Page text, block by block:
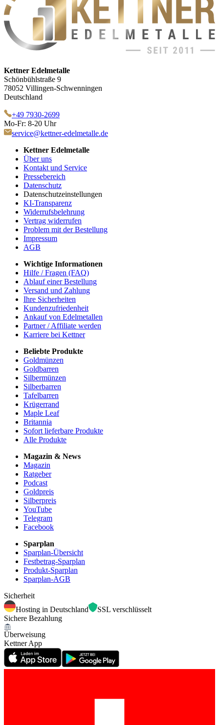
Kettner Edelmetalle
Schönbühlstraße 9
78052 Villingen-Schwenningen
Deutschland
+49 7930-2699
Mo-Fr: 8-20 Uhr
service@kettner-edelmetalle.de
Kettner Edelmetalle
Über uns
Kontakt und Service
Pressebereich
Datenschutz
Datenschutzeinstellungen
KI-Transparenz
Widerrufsbelehrung
Vertrag widerrufen
Problem mit der Bestellung
Impressum
AGB
Wichtige Informationen
Hilfe / Fragen (FAQ)
Ablauf einer Bestellung
Versand und Zahlung
Ihre Sicherheiten
Kundenzufriedenheit
Ankauf von Edelmetallen
Partner / Affiliate werden
Karriere bei Kettner
Beliebte Produkte
Goldmünzen
Goldbarren
Silbermünzen
Silberbarren
Tafelbarren
Krügerrand
Maple Leaf
Britannia
Sofort lieferbare Produkte
Alle Produkte
Magazin & News
Magazin
Ratgeber
Podcast
Goldpreis
Silberpreis
YouTube
Telegram
Facebook
Sparplan
Sparplan-Übersicht
Festbetrag-Sparplan
Produkt-Sparplan
Sparplan-AGB
Sicherheit
Hosting in Deutschland
SSL verschlüsselt
Sichere Bezahlung
Überweisung
Kettner App